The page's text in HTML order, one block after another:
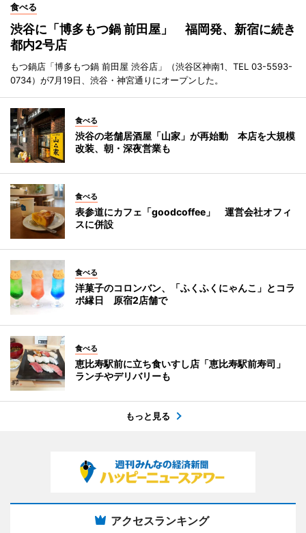
食べる
渋谷に「博多もつ鍋 前田屋」 福岡発、新宿に続き
都内2号店
もつ鍋店「博多もつ鍋 前田屋 渋谷店」（渋谷区神南1、TEL 03-5593-
0734）が7月19日、渋谷・神宮通りにオープンした。
食べる
渋谷の老舗居酒屋「山家」が再始動 本店を大規模
改装、朝・深夜営業も
食べる
表参道にカフェ「goodcoffee」 運営会社オフィ
スに併設
食べる
洋菓子のコロンバン、「ふくふくにゃんこ」とコラ
ボ縁日 原宿2店舗で
食べる
恵比寿駅前に立ち食いすし店「恵比寿駅前寿司」
ランチやデリバリーも
もっと見る
アクセスランキング